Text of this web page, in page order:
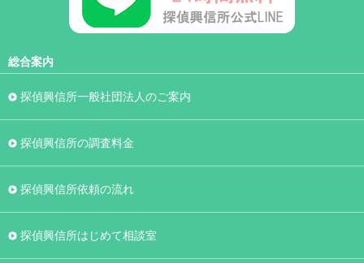
総合案内
探偵興信所一般社団法人のご案内
探偵興信所の調査料金
探偵興信所依頼の流れ
探偵興信所はじめて相談室